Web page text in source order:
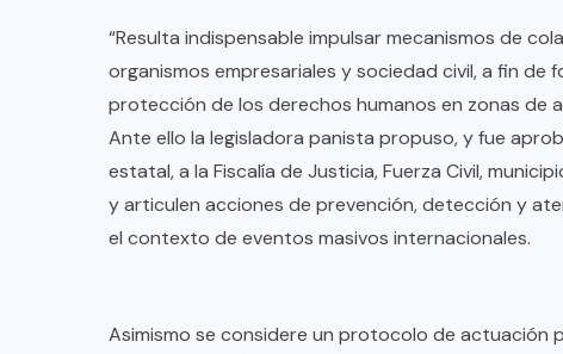
“Resulta indispensable impulsar mecanismos de
organismos empresariales y sociedad civil, a fin
protección de los derechos humanos en zonas de
Ante ello la legisladora panista propuso, y fue
estatal, a la Fiscalía de Justicia, Fuerza Civil,
y articulen acciones de prevención, detección y
el contexto de eventos masivos internacionales.
Asimismo se considere un protocolo de
PLUMAS CON FUENTE
Sácale Punta: Confronta el
gobernador a diputados: “ya les
gané…”